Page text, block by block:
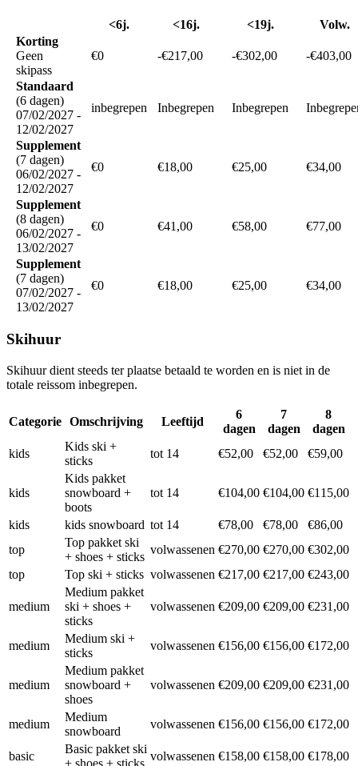
<6j. <16j. <19j.
Volw.
Korting
Geen
skipass
€0 -€217,00 -€302,00 -€403,00
Standaard
(6 dagen)
07/02/2027 -
12/02/2027
inbegrepen Inbegrepen Inbegrepen
Supplement
(7 dagen)
06/02/2027 -
12/02/2027
€0 €18,00 €25,00 €34,00
Supplement
(8 dagen)
06/02/2027 -
13/02/2027
€0 €41,00 €58,00 €77,00
Supplement
(7 dagen)
07/02/2027 -
13/02/2027
€0 €18,00 €25,00 €34,00
Skihuur
Skihuur dient steeds ter plaatse betaald te worden en is niet in de
totale reissom inbegrepen.
Categorie Omschrijving Leeftijd
6
dagen
7
dagen
8
dagen
kids
Kids ski +
sticks
tot 14 €52,00 €52,00 €59,00
kids
Kids pakket
snowboard +
boots
tot 14 €104,00 €104,00 €115,00
kids kids snowboard tot 14 €78,00 €78,00
€86,00
top
Top pakket ski
+ shoes + sticks
volwassenen €270,00 €270,00 €302,00
top
Top ski + sticks volwassenen €217,00 €217,00 €243,00
medium
Medium pakket
ski + shoes +
sticks
volwassenen €209,00 €209,00 €231,00
medium
Medium ski +
sticks
volwassenen €156,00 €156,00 €172,00
medium
Medium pakket
snowboard +
shoes
volwassenen €209,00 €209,00 €231,00
medium
Medium
snowboard
volwassenen €156,00 €156,00 €172,00
basic
Basic pakket ski
volwassenen €158,00 €158,00 €178,00